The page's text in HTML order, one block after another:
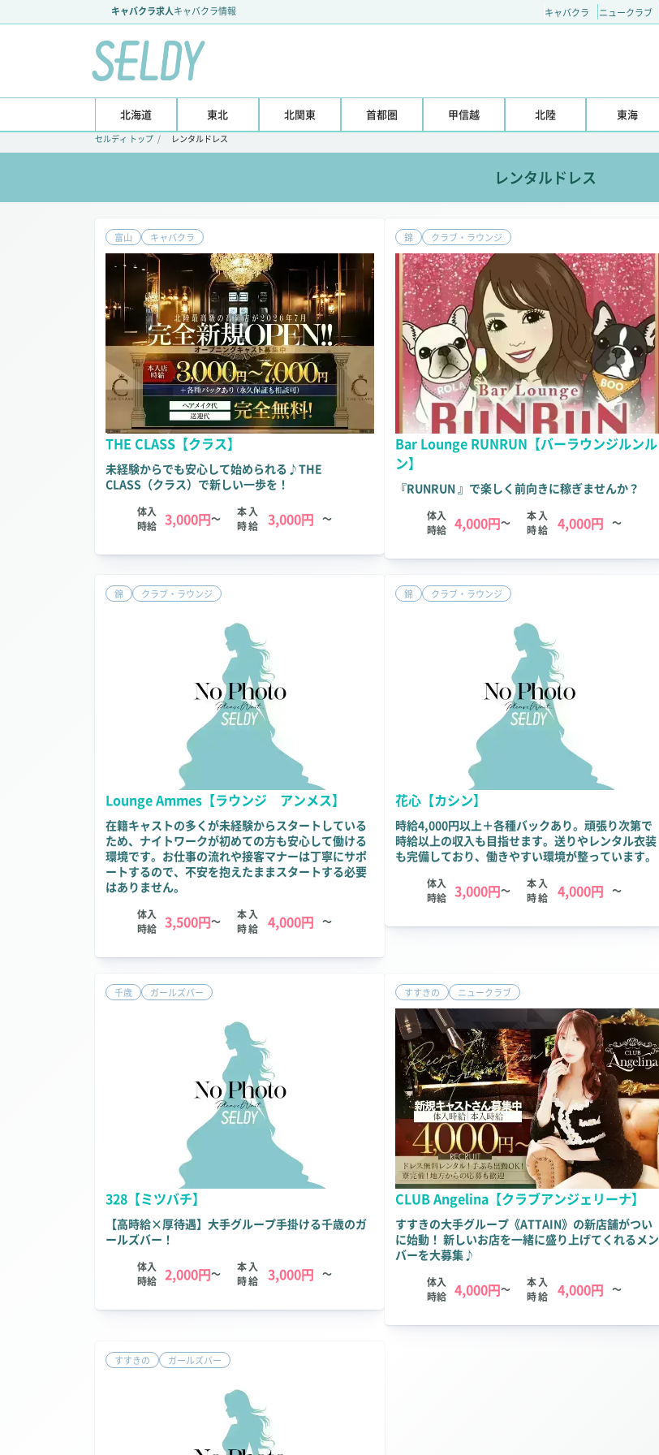
キャバクラ求人キャバクラ情報 キャバクラ ニュークラブ
北海道 東北 北関東 首都圏 甲信越 北陸 東海
セルディ トップ レンタルドレス
レンタルドレス
富山 キャバクラ
THE CLASS【クラス】
未経験からでも安心して始められる♪THE
CLASS（クラス）で新しい一歩を！
体入
時給
3,000円～
本入
時給
3,000円 ～
錦 クラブ・ラウンジ
Bar Lounge RUNRUN【バーラウンジルンル
ン】
『RUNRUN 』で楽しく前向きに稼ぎませんか？
体入
時給 4,000円～
本入
時給
4,000円 ～
錦 クラブ・ラウンジ
Lounge Ammes【ラウンジ アンメス】
在籍キャストの多くが未経験からスタートしている
ため、ナイトワークが初めての方も安心して働ける
環境です。お仕事の流れや接客マナーは丁寧にサポ
ートするので、不安を抱えたままスタートする必要
はありません。
体入
時給
3,500円～
本入
時給
4,000円 ～
錦 クラブ・ラウンジ
花心【カシン】
時給4,000円以上＋各種バックあり。頑張り次第で
時給以上の収入も目指せます。送りやレンタル衣装
も完備しており、働きやすい環境が整っています。
体入
時給 3,000円～
本入
時給
4,000円 ～
千歳 ガールズバー
328【ミツバチ】
【高時給×厚待遇】大手グループ手掛ける千歳のガ
ールズバー！
体入
時給
2,000円～
本入
時給
3,000円 ～
すすきの ニュークラブ
CLUB Angelina【クラブアンジェリーナ】
すすきの大手グループ《ATTAIN》の新店舗がつい
に始動！ 新しいお店を一緒に盛り上げてくれるメン
バーを大募集♪
体入
時給 4,000円～
本入
時給
4,000円 ～
すすきの ガールズバー